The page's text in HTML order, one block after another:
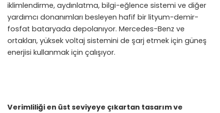
iklimlendirme, aydınlatma, bilgi-eğlence sistemi ve diğer
yardımcı donanımları besleyen hafif bir lityum-demir-
fosfat bataryada depolanıyor. Mercedes-Benz ve
ortakları, yüksek voltaj sistemini de şarj etmek için güneş
enerjisi kullanmak için çalışıyor.
Verimliliği en üst seviyeye çıkartan tasarım ve